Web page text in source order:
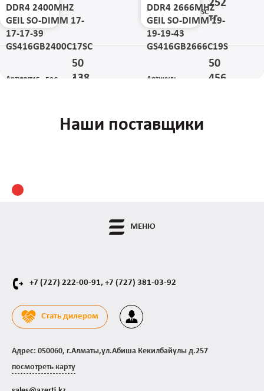
Артикул:
GS48GB2400C17SC
Код: 23557
252
тг.
DDR4 2400MHZ
GEIL SO-DIMM 17-
17-17-39
GS416GB2400C17SC
Артикул:
50
138
DDR4 2666MHZ
GEIL SO-DIMM 19-
19-19-43
GS416GB2666C19S
Артикул:
50
456
Пред.12345 58След. Все
Наши поставщики
+7 (727) 222-00-91, +7 (727) 381-03-92
Стать дилером
Адрес: 050060, г.Алматы,ул.Абиша Кекилбайулы д.257
посмотреть карту
МЕНЮ